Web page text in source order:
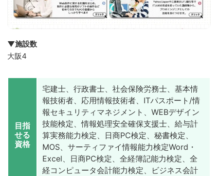
▼施設数
大阪4
目指
せる
資格
宅建士、行政書士、社会保険労務士、基本情
報技術者、応用情報技術者、ITパスポート/情
報セキュリティマネジメント、WEBデザイン
技能検定、情報処理安全確保支援士、給与計
算実務能力検定、日商PC検定、秘書検定、
MOS、サーティファイ情報能力検定Word・
Excel、日商PC検定、全経簿記能力検定、全
経コンピュータ会計能力検定、ビジネス会計